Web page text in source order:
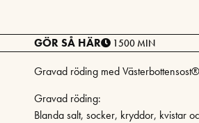
GÖR SÅ HÄR 1500 MIN
Gravad röding med
Gravad röding:
Blanda salt, socker, kryddor, kvistar